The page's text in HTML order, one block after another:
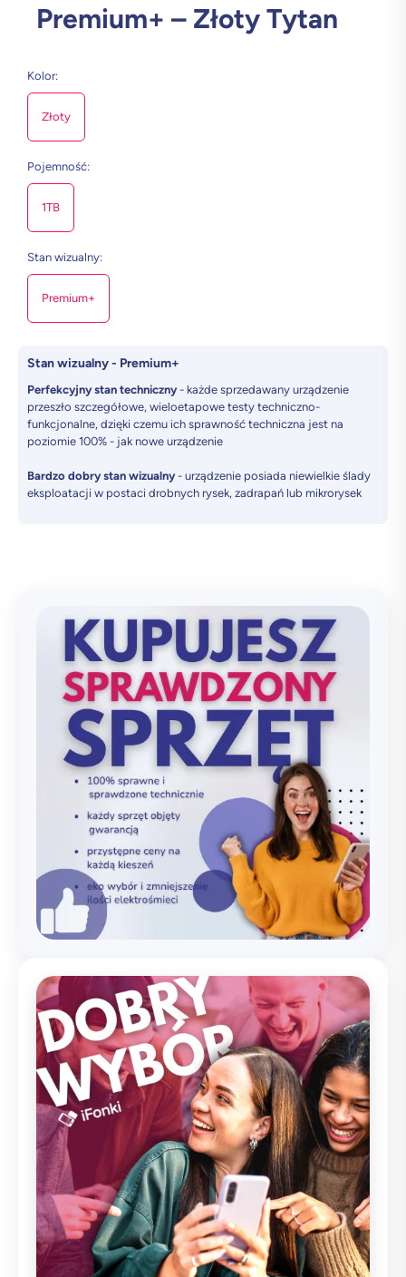
Premium+ – Złoty Tytan
Kolor:
Złoty
Pojemność:
1TB
Stan wizualny:
Premium+
Stan wizualny - Premium+
Perfekcyjny stan techniczny- każde sprzedawany urządzenie
przeszło szczegółowe, wieloetapowe testy techniczno-
funkcjonalne, dzięki czemu ich sprawność techniczna jest na
poziomie 100% - jak nowe urządzenie
Bardzo dobry stan wizualny- urządzenie posiada niewielkie ślady
eksploatacji w postaci drobnych rysek, zadrapań lub mikrorysek